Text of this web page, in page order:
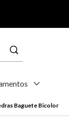
Baguete Bicolor